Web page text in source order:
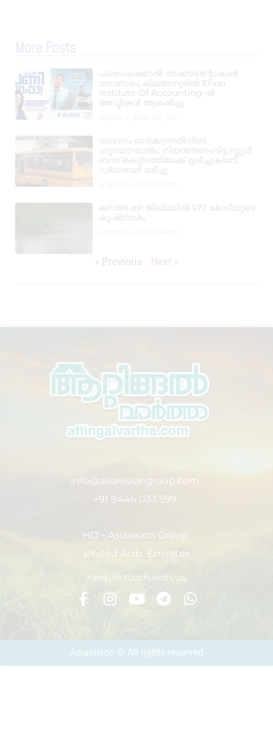
More Posts
പ്രൊഫഷണൽ അക്കൗണ്ടന്റാകാൻ
അവസരം; കിലിമാനൂരിൽ Elixer
Institute Of Accounting-ൽ
അഡ്മിഷൻ ആരംഭിച്ചു
വാഹനം ഓടിക്കുന്നതിനിടെ
ഹൃദയാഘാതം; നിയന്ത്രണംവിട്ട സ്കൂൾ
ബസ് കെട്ടിടത്തിലേക്ക് ഇടിച്ചുകയറി,
ഡ്രൈവർ മരിച്ചു
കനത്ത മഴ: ജില്ലയിൽ 1.77 കോടിയുടെ
കൃഷിനാശം
« Previous Next »
info@asiavisiongroup.com
+91 9446 033 599
HO – Asiavision Group
United Arab Emirates
Keep in touch with us.
Asiavision © All rights reserved